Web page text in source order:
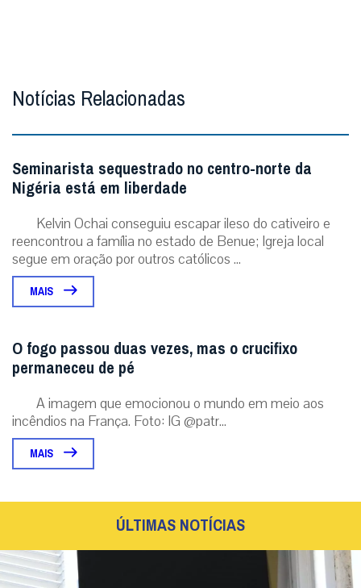
Notícias Relacionadas
Seminarista sequestrado no centro-norte da
Nigéria está em liberdade
Kelvin Ochai conseguiu escapar ileso do cativeiro e
reencontrou a família no estado de Benue; Igreja local
segue em oração por outros católicos ...
MAIS
O fogo passou duas vezes, mas o crucifixo
permaneceu de pé
A imagem que emocionou o mundo em meio aos
incêndios na França. Foto: IG @patr...
MAIS
ÚLTIMAS NOTÍCIAS